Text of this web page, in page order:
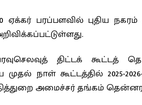
ஏக்கர் பரப்பளவில் புதிய
திட்டக் கூட்டத்
நாள் கூட்டத்தில் 2025-
அமைச்சர் தங்கம்